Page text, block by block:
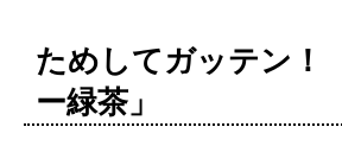
ためしてガッテン
ー緑茶」